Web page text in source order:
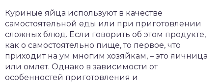
Куриные яйца используют в качестве
самостоятельной еды или при приготовлении
сложных блюд. Если говорить об этом продукте,
как о самостоятельно пище, то первое, что
приходит на ум многим хозяйкам, – это яичница
или омлет. Однако в зависимости от
особенностей приготовления и
крыши и кровли
и уход